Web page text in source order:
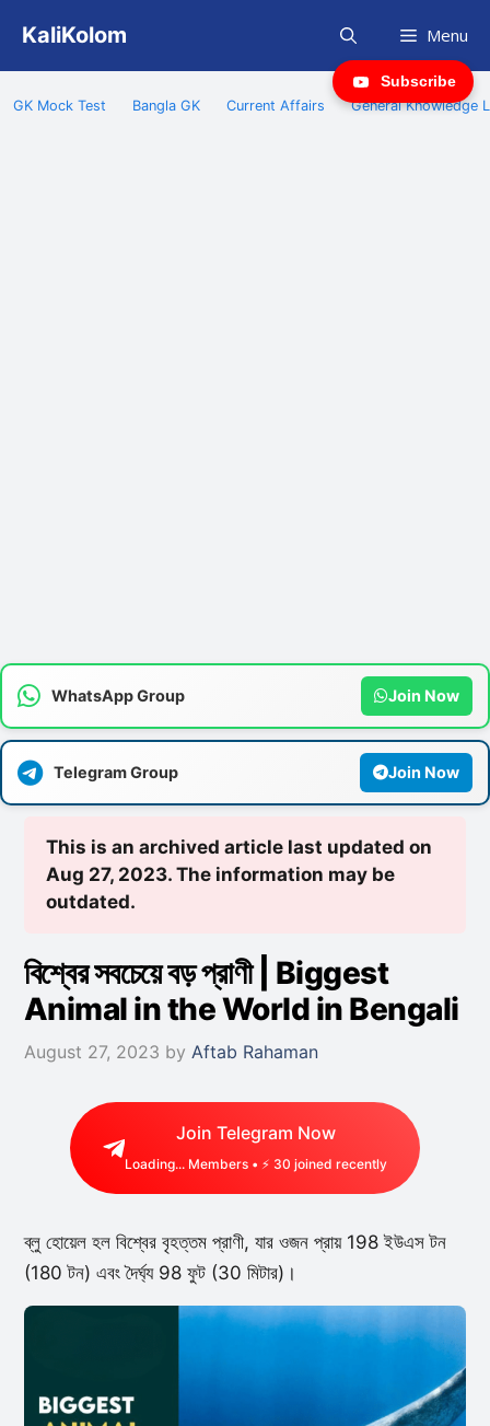
content
KaliKolom Menu
GK Mock Test Bangla GK Current Affairs General Knowledge
WhatsApp Group Join Now
Telegram Group Join Now
Subscribe
This is an archived article last updated on
Aug 27, 2023. The information may be
outdated.
বিশ্বের সবচেয়ে বড় প্রাণী | Biggest
Animal in the World in Bengali
August 27, 2023 by Aftab Rahaman
Join Telegram Now
Loading... Members • ⚡ 14 joined recently
ব্লু হোয়েল হল বিশ্বের বৃহত্তম প্রাণী, যার ওজন প্রায় 198 ইউএস টন
(180 টন) এবং দৈর্ঘ্য 98 ফুট (30 মিটার)।